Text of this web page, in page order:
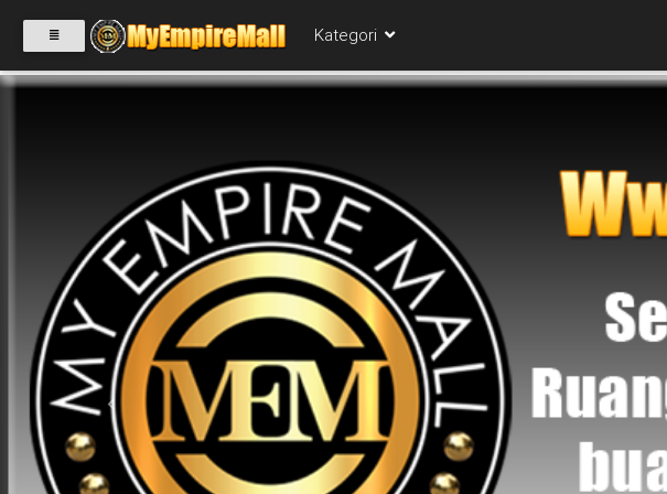
Kategori
Previous
PRODUK(0)
BABIES(0)
KESIHATAN(80)
PERNIAGAAN
RUNCIT(1)